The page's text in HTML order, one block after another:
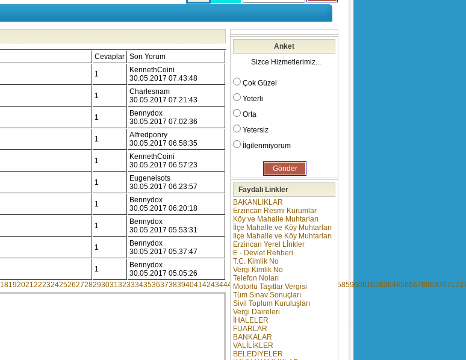
Cevaplar Son Yorum
1
KennethCoini
30.05.2017 07.43:48
1
Charlesnam
30.05.2017 07.21:43
1
Bennydox
30.05.2017 07.02:36
1
Alfredponry
30.05.2017 06.58:35
1
KennethCoini
30.05.2017 06.57:23
1
Eugeneisots
30.05.2017 06.23:57
1
Bennydox
30.05.2017 06.20:18
1
Bennydox
30.05.2017 05.53:31
1
Bennydox
30.05.2017 05.37:47
1
Bennydox
30.05.2017 05.05:26
18192021222324252627282930313233343536373839404142434445464748495051525354 585960616263646566676869707172
Anket
Sizce Hizmetlerimiz...
Çok Güzel
Yeterli
Orta
Yetersiz
İlgilenmiyorum
Faydalı Linkler
BAKANLIKLAR
Erzincan Resmi Kurumlar
Köy ve Mahalle Muhtarları
İlçe Mahalle ve Köy Muhtarları
İlçe Mahalle ve Köy Muhtarları
Erzincan Yerel Lİnkler
E - Devlet Rehberi
T.C. Kimlik No
Vergi Kimlik No
Telefon Noları
Motorlu Taşıtlar Vergisi
Tüm Sınav Sonuçları
Sivil Toplum Kuruluşları
Vergi Daireleri
İHALELER
FUARLAR
BANKALAR
VALİLİKLER
BELEDİYELER